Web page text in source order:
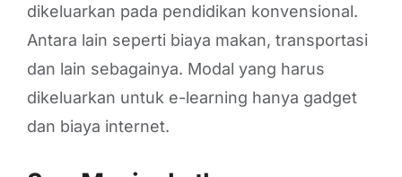
dikeluarkan pada pendidikan konvensional.
Antara lain seperti biaya makan, transportasi
dan lain sebagainya. Modal yang harus
dikeluarkan untuk e-learning hanya gadget
dan biaya internet.